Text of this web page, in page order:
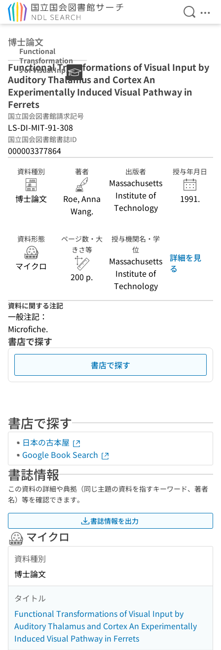
検索を
メ
博士論文
Functional
Transformation
s of Visual Input
by Auditory
Thalamus and
Cortex An
Experimentally
Induced Visual
Pathway in
Ferrets
Functional Transformations of Visual Input by
Auditory Thalamus and Cortex An
Experimentally Induced Visual Pathway in
Ferrets
国立国会図書館請求記号
LS-DI-MIT-91-308
国立国会図書館書誌ID
000003377864
資料種別
博士論文
著者
Roe, Anna
Wang.
出版者
Massachusetts
Institute of
Technology
授与年月日
1991.
資料形態
マイクロ
ページ数・大
きさ等
200 p.
授与機関名・学
位
Massachusetts
Institute of
Technology
詳細を見
る
資料に関する注記
一般注記：
Microfiche.
書店で探す
書店で探す
書店で探す
日本の古本屋
Google Book Search
書誌情報
この資料の詳細や典拠（同じ主題の資料を指すキーワード、著者
名）等を確認できます。
書誌情報を出力
マイクロ
資料種別
博士論文
タイトル
Functional Transformations of Visual Input by
Auditory Thalamus and Cortex An Experimentally
Induced Visual Pathway in Ferrets